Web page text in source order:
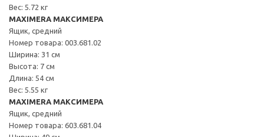
Вес: 5.72 кг
MAXIMERA МАКСИМЕРА
Ящик, средний
Номер товара: 003.681.02
Ширина: 31 см
Высота: 7 см
Длина: 54 см
Вес: 5.55 кг
MAXIMERA МАКСИМЕРА
Ящик, средний
Номер товара: 603.681.04